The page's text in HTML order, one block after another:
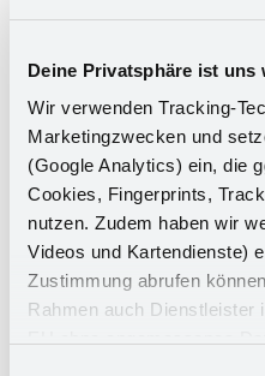
Deine Privatsphäre ist uns
Wir verwenden Tracking-
Marketingzwecken und
(Google Analytics) ein, die
Cookies, Fingerprints,
nutzen. Zudem haben wir
Videos und Kartendienste)
Zustimmung abrufen
Rahmen auch Dienstleister